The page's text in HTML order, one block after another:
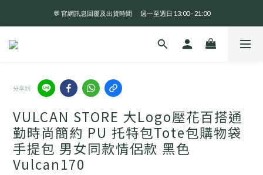
全 館 消 費 滿 三 千 免 運 費 🤘🏻
💬 官網訊息回覆及出貨時間       週一至週日 13:00 - 21:00
全 館 消 費 滿 三 千 免 運 費 🤘🏻
分享到
VULCAN STORE 大Logo壓花百搭通
勤時尚簡約 PU 托特包Tote包購物袋
手提包 男女同款情侶款 黑色
Vulcan170